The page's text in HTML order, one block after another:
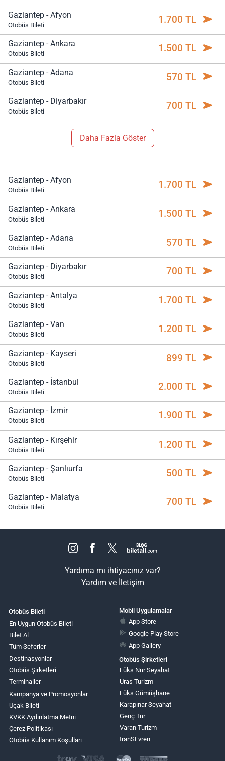
Gaziantep - Afyon
Otobüs Bileti 1.700 TL
Gaziantep - Ankara
Otobüs Bileti 1.500 TL
Gaziantep - Adana
Otobüs Bileti 570 TL
Gaziantep - Diyarbakır
Otobüs Bileti 700 TL
Daha Fazla Göster
Gaziantep - Afyon
Otobüs Bileti 1.700 TL
Gaziantep - Ankara
Otobüs Bileti 1.500 TL
Gaziantep - Adana
Otobüs Bileti 570 TL
Gaziantep - Diyarbakır
Otobüs Bileti 700 TL
Gaziantep - Antalya
Otobüs Bileti 1.700 TL
Gaziantep - Van
Otobüs Bileti 1.200 TL
Gaziantep - Kayseri
Otobüs Bileti 899 TL
Gaziantep - İstanbul
Otobüs Bileti 2.000 TL
Gaziantep - İzmir
Otobüs Bileti 1.900 TL
Gaziantep - Kırşehir
Otobüs Bileti 1.200 TL
Gaziantep - Şanlıurfa
Otobüs Bileti 500 TL
Gaziantep - Malatya
Otobüs Bileti 700 TL
Yardıma mı ihtiyacınız var?
Yardım ve İletişim
Otobüs Bileti
En Uygun Otobüs Bileti
Bilet Al
Tüm Seferler
Destinasyonlar
Otobüs Şirketleri
Terminaller
Kampanya ve Promosyonlar
Uçak Bileti
KVKK Aydınlatma Metni
Çerez Politikası
Otobüs Kullanım Koşulları
Mobil Uygulamalar
App Store
Google Play Store
App Gallery
Otobüs Şirketleri
Lüks Nur Seyahat
Uras Turizm
Lüks Gümüşhane
Karapınar Seyahat
Genç Tur
Varan Turizm
tranSEvren